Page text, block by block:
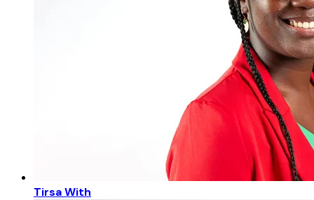
Tirsa With